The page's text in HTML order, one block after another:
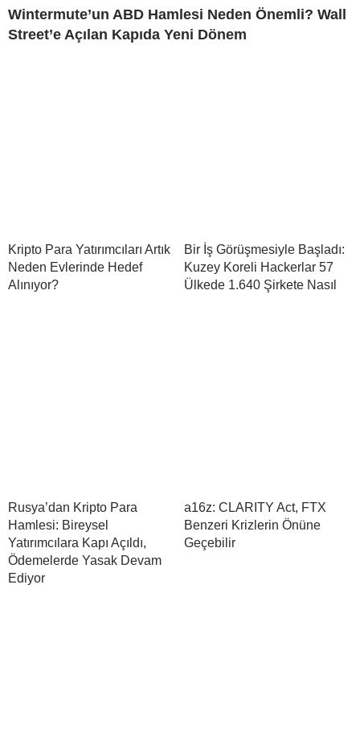
Wintermute’un ABD Hamlesi Neden Önemli? Wall
Street’e Açılan Kapıda Yeni Dönem
Kripto Para Yatırımcıları Artık
Neden Evlerinde Hedef
Alınıyor?
Bir İş Görüşmesiyle Başladı:
Kuzey Koreli Hackerlar 57
Ülkede 1.640 Şirkete Nasıl
Rusya’dan Kripto Para
Hamlesi: Bireysel
Yatırımcılara Kapı Açıldı,
Ödemelerde Yasak Devam
Ediyor
a16z: CLARITY Act, FTX
Benzeri Krizlerin Önüne
Geçebilir